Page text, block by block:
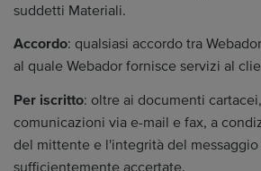
suddetti Materiali.
Accordo: qualsiasi accordo tra
al quale Webador fornisce servizi al
Per iscritto: oltre ai documenti
comunicazioni via e-mail e fax, a
del mittente e l'integrità del messaggio
sufficientemente accertate.